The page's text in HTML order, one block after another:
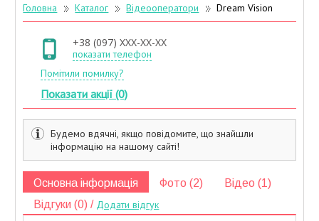
Головна Каталог Відеооператори Dream Vision
+38 (097) XXX-XX-XX
показати телефон
Помітили помилку?
Показати акції (0)
Будемо вдячні, якщо повідомите, що знайшли
інформацію на нашому сайті!
Основна інформація Фото (2)
Відео (1)
Відгуки (0) / Додати відгук